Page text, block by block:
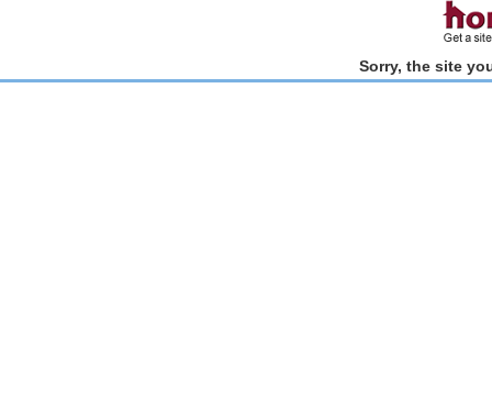
Sorry, the site